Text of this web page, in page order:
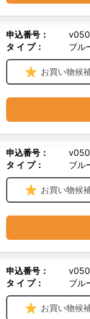
申込番号：
タ イ プ：
ブル
お買い物候
申込番号：
タ イ プ：
ブル
お買い物候
申込番号：
タ イ プ：
ブル
お買い物候